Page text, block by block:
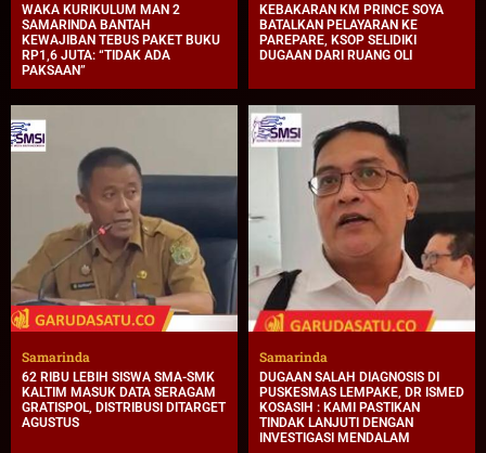
WAKA KURIKULUM MAN 2
SAMARINDA BANTAH
KEWAJIBAN TEBUS PAKET BUKU
RP1,6 JUTA: “TIDAK ADA
PAKSAAN”
KEBAKARAN KM PRINCE SOYA
BATALKAN PELAYARAN KE
PAREPARE, KSOP SELIDIKI
DUGAAN DARI RUANG OLI
Samarinda
62 RIBU LEBIH SISWA SMA-SMK
KALTIM MASUK DATA SERAGAM
GRATISPOL, DISTRIBUSI DITARGET
AGUSTUS
Samarinda
DUGAAN SALAH DIAGNOSIS DI
PUSKESMAS LEMPAKE, DR ISMED
KOSASIH : KAMI PASTIKAN
TINDAK LANJUTI DENGAN
INVESTIGASI MENDALAM